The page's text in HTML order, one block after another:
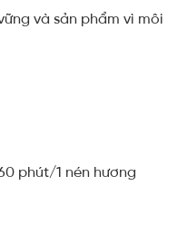
và sản phẩm vì môi
phút/1 nén hương